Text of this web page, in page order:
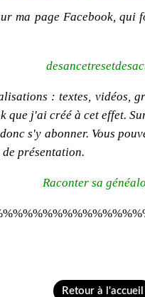
ma page Facebook,
: textes, vidéos,
que j'ai créé à cet effet.
s'y abonner. Vous
présentation.
Raconter sa
Retour à l'accueil